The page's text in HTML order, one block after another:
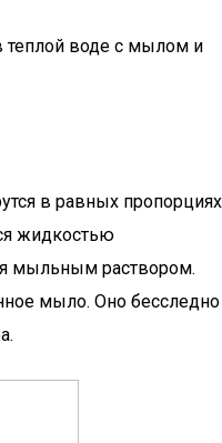
теплой воде с мылом и
в равных пропорциях
жидкостью
мыльным раствором.
мыло. Оно бесследно